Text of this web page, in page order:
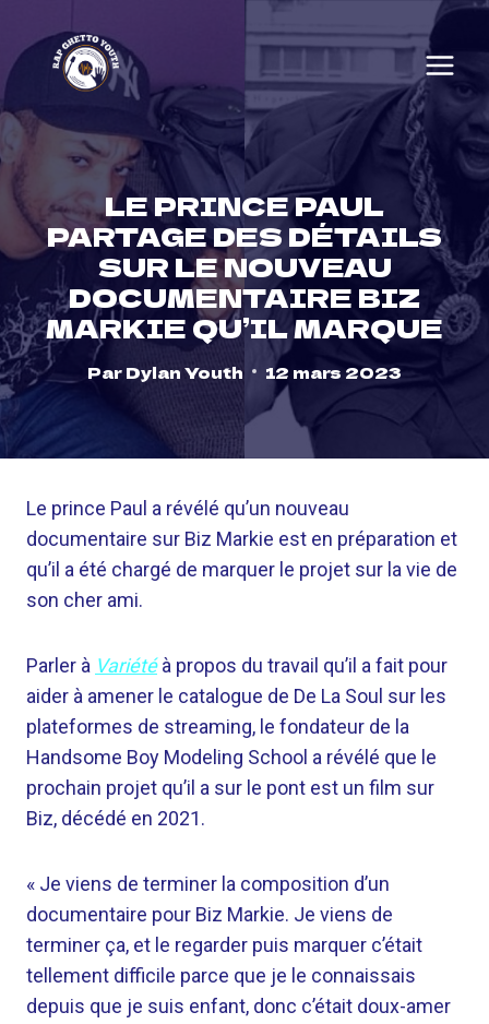
content
LE PRINCE PAUL
PARTAGE DES DÉTAILS
SUR LE NOUVEAU
DOCUMENTAIRE BIZ
MARKIE QU’IL MARQUE
ParDylan Youth 12 mars 2023
Le prince Paul a révélé qu’un nouveau
documentaire sur Biz Markie est en préparation et
qu’il a été chargé de marquer le projet sur la vie de
son cher ami.
Parler à Variétéà propos du travail qu’il a fait pour
aider à amener le catalogue de De La Soul sur les
plateformes de streaming, le fondateur de la
Handsome Boy Modeling School a révélé que le
prochain projet qu’il a sur le pont est un film sur
Biz, décédé en 2021.
« Je viens de terminer la composition d’un
documentaire pour Biz Markie. Je viens de
terminer ça, et le regarder puis marquer c’était
tellement difficile parce que je le connaissais
depuis que je suis enfant, donc c’était doux-amer